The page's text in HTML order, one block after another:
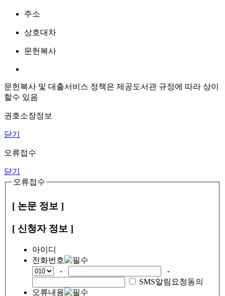
주소
상호대차
문헌복사
문헌복사 및 대출서비스 정책은 제공도서관 규정에 따라 상이
할수 있음
권호소장정보
닫기
오류접수
닫기
오류접수
[ 논문 정보 ]
[ 신청자 정보 ]
아이디
전화번호
-
-
SMS알림요청동의
오류내용